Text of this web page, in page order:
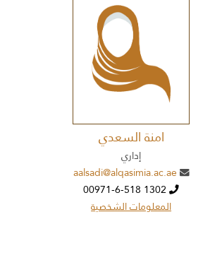
امنة السعدي
إداري
aalsadi@alqasimia.ac.ae
00971-6-518 1302
المعلومات الشخصية